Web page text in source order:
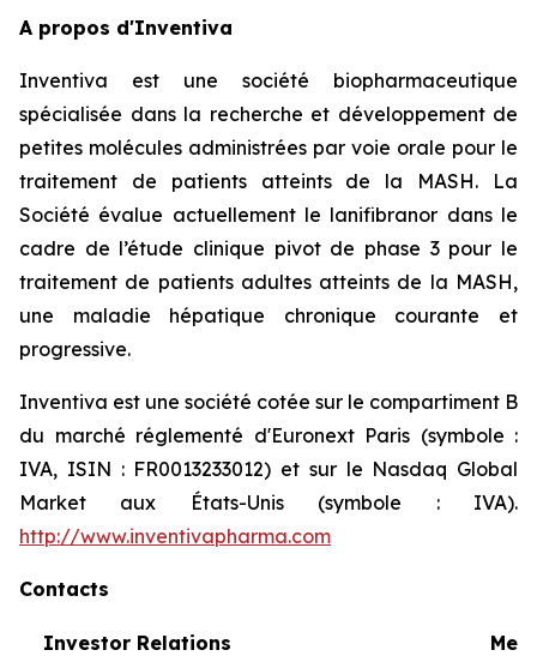
A propos d'Inventiva
Inventiva est une société biopharmaceutique
spécialisée dans la recherche et développement de
petites molécules administrées par voie orale pour le
traitement de patients atteints de la MASH. La
Société évalue actuellement le lanifibranor dans le
cadre de l’étude clinique pivot de phase 3 pour le
traitement de patients adultes atteints de la MASH,
une maladie hépatique chronique courante et
progressive.
Inventiva est une société cotée sur le compartiment B
du marché réglementé d'Euronext Paris (symbole :
IVA, ISIN : FR0013233012) et sur le Nasdaq Global
Market aux États-Unis (symbole : IVA).
http://www.inventivapharma.com
Contacts
Investor Relations